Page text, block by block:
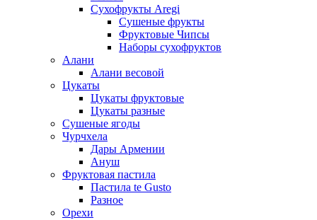
Сухофрукты Aregi
Сушеные фрукты
Фруктовые Чипсы
Наборы сухофруктов
Алани
Алани весовой
Цукаты
Цукаты фруктовые
Цукаты разные
Сушеные ягоды
Чурчхела
Дары Армении
Ануш
Фруктовая пастила
Пастила te Gusto
Разное
Орехи